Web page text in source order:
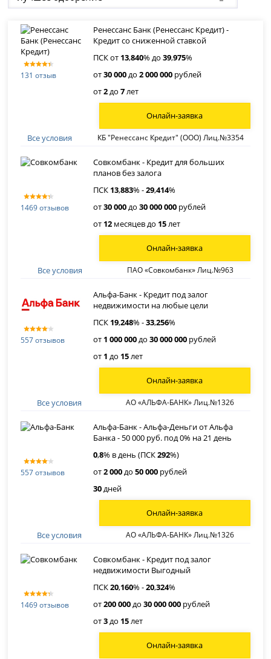
131 отзыв
Ренессанс Банк (Ренессанс Кредит) -
Кредит со сниженной ставкой
ПСК от 13,840% до39,975%
от30 000до2 000 000 рублей
от2до7лет
Все условия КБ "Ренессанс Кредит" (ООО) Лиц.№3354
Онлайн-заявка
1469 отзывов
Совкомбанк - Кредит для больших
планов без залога
ПСК 13,883% -29,414%
от30 000до30 000 000 рублей
от 12 месяцев до 15лет
Все условия ПАО «Совкомбанк» Лиц.№963
Онлайн-заявка
557 отзывов
Альфа-Банк - Кредит под залог
недвижимости на любые цели
ПСК 19,248% -33,256%
от 1 000 000до30 000 000 рублей
от 1 до 15лет
Все условия АО «АЛЬФА-БАНК» Лиц.№1326
Онлайн-заявка
557 отзывов
Альфа-Банк - Альфа-Деньги от Альфа
Банка - 50 000 руб. под 0% на 21 день
0,8% в день (ПСК292%)
от2 000до50 000 рублей
30дней
Все условия АО «АЛЬФА-БАНК» Лиц.№1326
Онлайн-заявка
1469 отзывов
Совкомбанк - Кредит под залог
недвижимости Выгодный
ПСК20,160% -20,324%
от200 000до30 000 000 рублей
от3до 15лет
Онлайн-заявка